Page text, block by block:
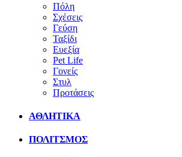
Πόλη
Σχέσεις
Γεύση
Ταξίδι
Ευεξία
Pet Life
Γονείς
Στυλ
Προτάσεις
ΑΘΛΗΤΙΚΑ
ΠΟΛΙΤΣΜΟΣ